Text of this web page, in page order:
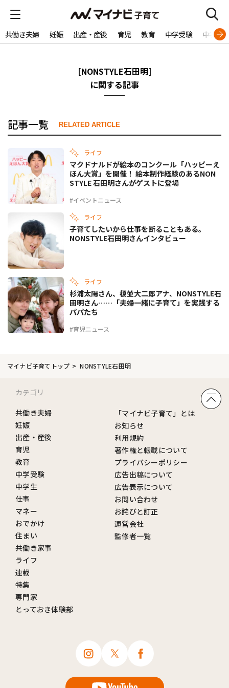
共働き夫婦 妊娠 出産・産後 育児 教育 中学受験 中学生
[NONSTYLE石田明]
に関する記事
記事一覧 RELATED ARTICLE
ライフ
#イベントニュース
マクドナルドが絵本のコンクール「ハッピーえ
ほん大賞」を開催！ 絵本制作経験のあるNON
STYLE 石田明さんがゲストに登場
ライフ
子育てしたいから仕事を断ることもある。
NONSTYLE石田明さんインタビュー
ライフ
#育児ニュース
杉浦太陽さん、榎並大二郎アナ、NONSTYLE石
田明さん……「夫婦一緒に子育て」を実践する
パパたち
マイナビ子育てトップ NONSTYLE石田明
カテゴリ
共働き夫婦
妊娠
出産・産後
育児
教育
中学受験
中学生
仕事
マネー
おでかけ
住まい
共働き家事
ライフ
連載
特集
専門家
とっておき体験部
「マイナビ子育て」とは
お知らせ
利用規約
著作権と転載について
プライバシーポリシー
広告出稿について
広告表示について
お問い合わせ
お詫びと訂正
運営会社
監修者一覧